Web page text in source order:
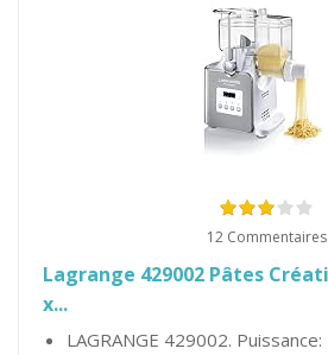
12 Commentaires
Lagrange 429002 Pâtes
x...
LAGRANGE 429002.